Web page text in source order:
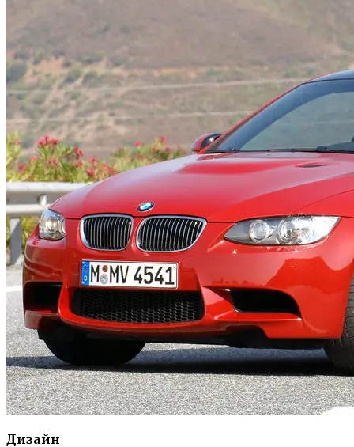
Дизайн